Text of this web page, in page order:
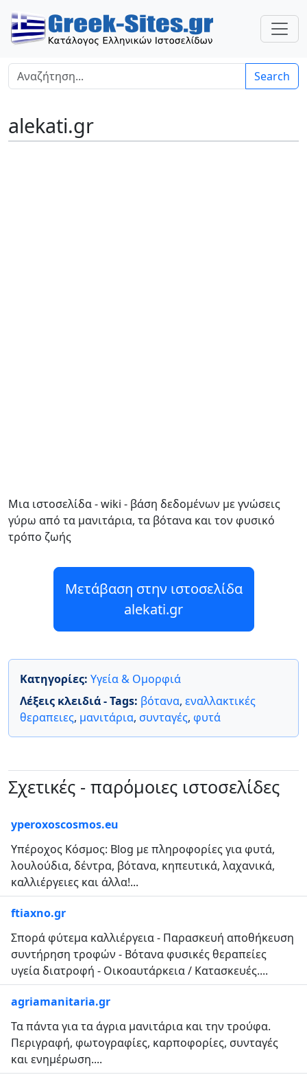
Search
alekati.gr
Μια ιστοσελίδα - wiki - βάση δεδομένων με γνώσεις
γύρω από τα μανιτάρια, τα βότανα και τον φυσικό
τρόπο ζωής
Μετάβαση στην ιστοσελίδα
alekati.gr
Κατηγορίες: Υγεία & Ομορφιά
Λέξεις κλειδιά - Tags: βότανα, εναλλακτικές
θεραπειες, μανιτάρια, συνταγές, φυτά
Σχετικές - παρόμοιες ιστοσελίδες
yperoxoscosmos.eu
Υπέροχος Κόσμος: Blog με πληροφορίες για φυτά,
λουλούδια, δέντρα, βότανα, κηπευτικά, λαχανικά,
καλλιέργειες και άλλα!...
ftiaxno.gr
Σπορά φύτεμα καλλιέργεια - Παρασκευή αποθήκευση
συντήρηση τροφών - Βότανα φυσικές θεραπείες
υγεία διατροφή - Οικοαυτάρκεια / Κατασκευές....
agriamanitaria.gr
Τα πάντα για τα άγρια μανιτάρια και την τρούφα.
Περιγραφή, φωτογραφίες, καρποφορίες, συνταγές
και ενημέρωση....